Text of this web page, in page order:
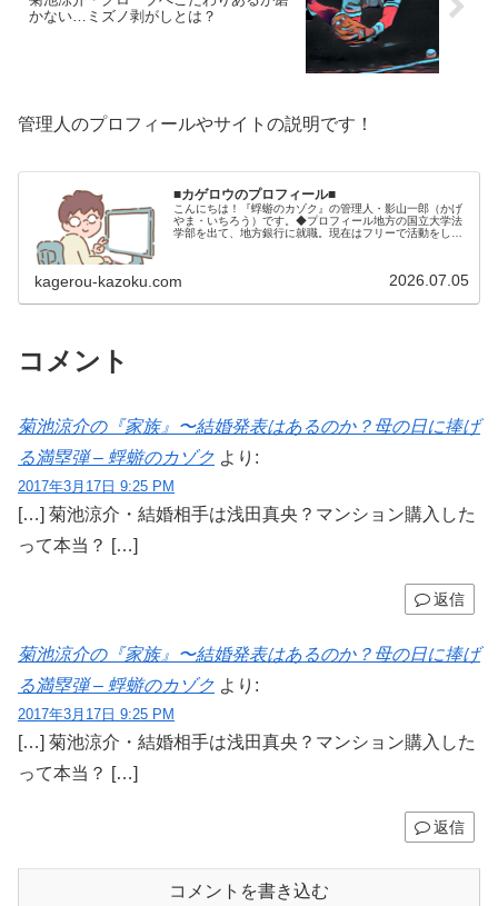
かない…ミズノ剥がしとは？
管理人のプロフィールやサイトの説明です！
■カゲロウのプロフィール■
こんにちは！『蜉蝣のカゾク』の管理人・影山一郎（かげ
やま・いちろう）です。◆プロフィール地方の国立大学法
学部を出て、地方銀行に就職。現在はフリーで活動をして
kagerou-kazoku.com 2026.07.05
コメント
菊池涼介の『家族』〜結婚発表はあるのか？母の日に捧げ
る満塁弾 – 蜉蝣のカゾク より:
2017年3月17日 9:25 PM
[…] 菊池涼介・結婚相手は浅田真央？マンション購入した
って本当？ […]
返信
菊池涼介の『家族』〜結婚発表はあるのか？母の日に捧げ
る満塁弾 – 蜉蝣のカゾク より:
2017年3月17日 9:25 PM
[…] 菊池涼介・結婚相手は浅田真央？マンション購入した
って本当？ […]
返信
コメントを書き込む